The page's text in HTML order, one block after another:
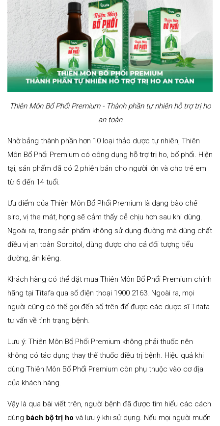
Thiên Môn Bổ Phổi Premium - Thành phần tự nhiên hỗ trợ trị ho
an toàn
Nhờ bảng thành phần hơn 10 loại thảo dược tự nhiên, Thiên
Môn Bổ Phổi Premium có công dụng hỗ trợ trị ho, bổ phổi. Hiện
tại, sản phẩm đã có 2 phiên bản cho người lớn và cho trẻ em
từ 6 đến 14 tuổi.
Ưu điểm của Thiên Môn Bổ Phổi Premium là dạng bào chế
siro, vị the mát, họng sẽ cảm thấy dễ chịu hơn sau khi dùng.
Ngoài ra, trong sản phẩm không sử dụng đường mà dùng chất
điều vị an toàn Sorbitol, dùng được cho cả đối tượng tiểu
đường, ăn kiêng.
Khách hàng có thể đặt mua Thiên Môn Bổ Phổi Premium chính
hãng tại Titafa qua số điện thoại 1900 2163. Ngoài ra, mọi
người cũng có thể gọi đến số trên để được các dược sĩ Titafa
tư vấn về tình trạng bệnh.
Lưu ý: Thiên Môn Bổ Phổi Premium không phải thuốc nên
không có tác dụng thay thế thuốc điều trị bệnh. Hiệu quả khi
dùng Thiên Môn Bổ Phổi Premium còn phụ thuộc vào cơ địa
của khách hàng.
Vậy là qua bài viết trên, người bệnh đã được tìm hiểu các cách
dùng bách bộ trị ho và lưu ý khi sử dụng. Nếu mọi người muốn